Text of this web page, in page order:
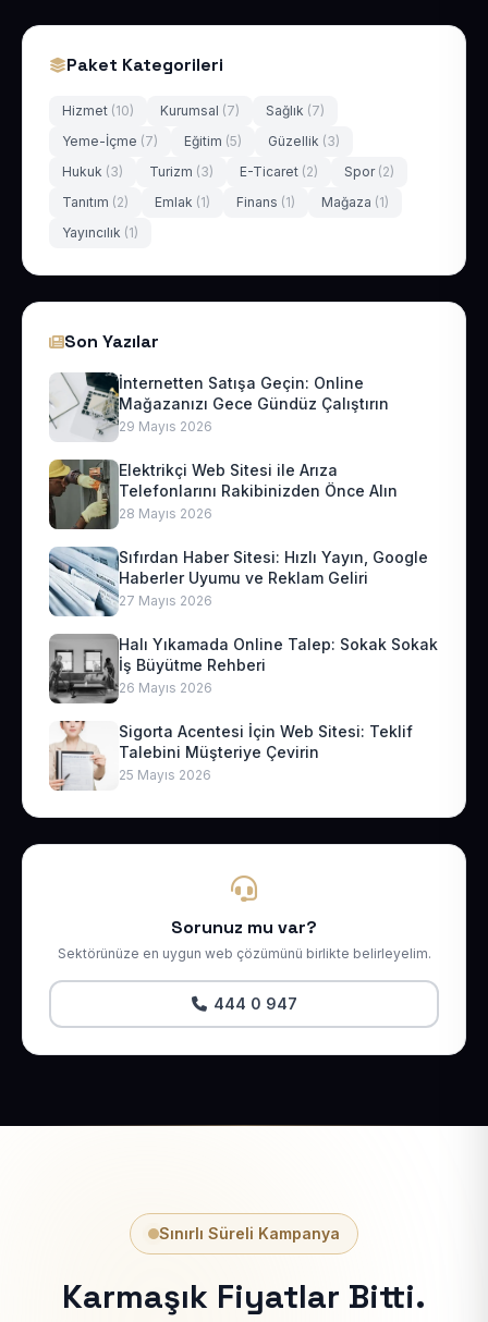
Paket Kategorileri
Hizmet (10) Kurumsal (7) Sağlık (7)
Yeme-İçme (7) Eğitim (5) Güzellik (3)
Hukuk (3) Turizm (3) E-Ticaret (2) Spor (2)
Tanıtım (2) Emlak (1) Finans (1) Mağaza (1)
Yayıncılık (1)
Son Yazılar
İnternetten Satışa Geçin: Online
Mağazanızı Gece Gündüz Çalıştırın
29 Mayıs 2026
Elektrikçi Web Sitesi ile Arıza
Telefonlarını Rakibinizden Önce Alın
28 Mayıs 2026
Sıfırdan Haber Sitesi: Hızlı Yayın, Google
Haberler Uyumu ve Reklam Geliri
27 Mayıs 2026
Halı Yıkamada Online Talep: Sokak Sokak
İş Büyütme Rehberi
26 Mayıs 2026
Sigorta Acentesi İçin Web Sitesi: Teklif
Talebini Müşteriye Çevirin
25 Mayıs 2026
Sorunuz mu var?
Sektörünüze en uygun web çözümünü birlikte belirleyelim.
444 0 947
Sınırlı Süreli Kampanya
Karmaşık Fiyatlar Bitti.